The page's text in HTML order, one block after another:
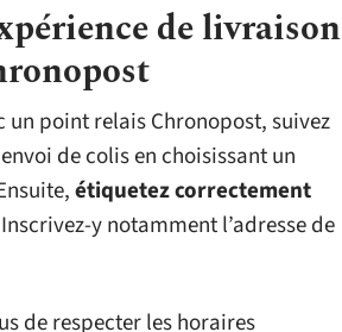
de livraison
un point relais Chronopost, suivez
de colis en choisissant un
étiquetez correctement
y notamment l’adresse de
de respecter les horaires